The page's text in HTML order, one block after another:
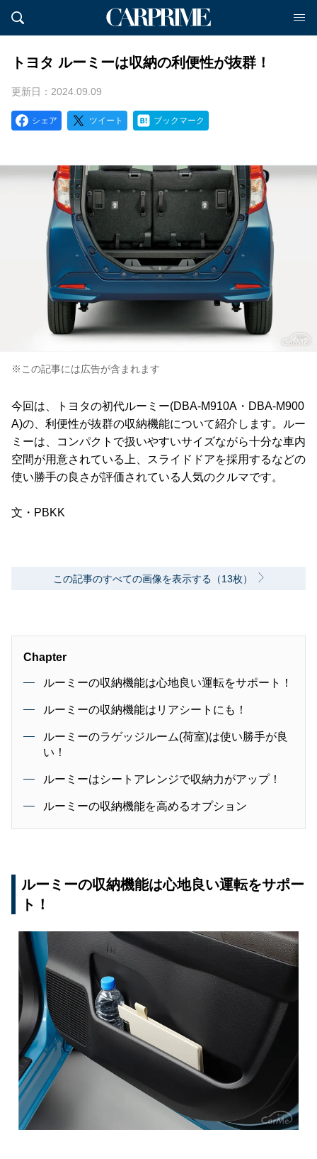
トヨタ ルーミーは収納の利便性が抜群！
更新日：2024.09.09
シェア ツイート ブックマーク
※この記事には広告が含まれます
今回は、トヨタの初代ルーミー(DBA-M910A・DBA-M900
A)の、利便性が抜群の収納機能について紹介します。ルー
ミーは、コンパクトで扱いやすいサイズながら十分な車内
空間が用意されている上、スライドドアを採用するなどの
使い勝手の良さが評価されている人気のクルマです。
文・PBKK
この記事のすべての画像を表示する（13枚）
Chapter
ルーミーの収納機能は心地良い運転をサポート！
ルーミーの収納機能はリアシートにも！
ルーミーのラゲッジルーム(荷室)は使い勝手が良
い！
ルーミーはシートアレンジで収納力がアップ！
ルーミーの収納機能を高めるオプション
ルーミーの収納機能は心地良い運転をサポー
ト！